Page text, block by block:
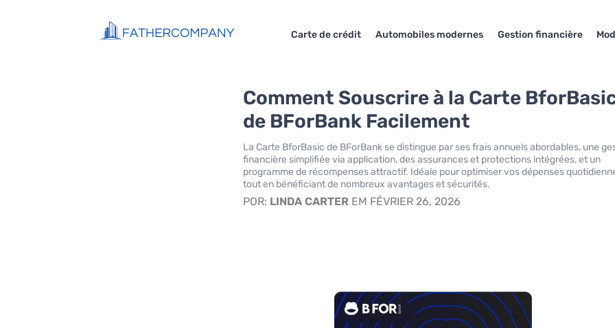
Carte de crédit Automobiles modernes Gestion financière
Comment Souscrire à la Carte
de BForBank Facilement
La Carte BforBasic de BForBank se distingue par ses frais annuels abordables, une
financière simplifiée via application, des assurances et protections intégrées, et un
programme de récompenses attractif. Idéale pour optimiser vos dépenses
tout en bénéficiant de nombreux avantages et sécurités.
POR: LINDA CARTER EM FÉVRIER 26, 2026